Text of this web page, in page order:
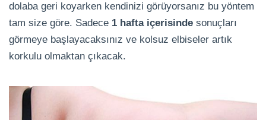
dolaba geri koyarken kendinizi görüyorsanız bu yöntem
tam size göre. Sadece 1 hafta içerisinde sonuçları
görmeye başlayacaksınız ve kolsuz elbiseler artık
korkulu olmaktan çıkacak.